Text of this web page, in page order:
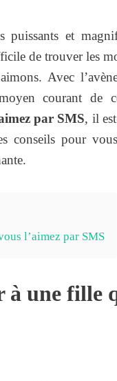
puissants et
de trouver les
Avec
courant de
par SMS, il
conseils pour
l’aimez par SMS
à une fille